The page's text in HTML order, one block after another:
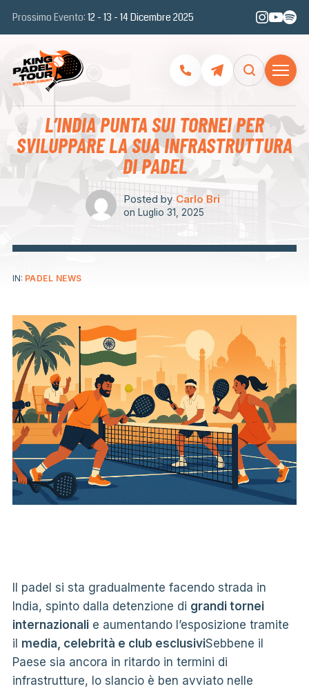
Prossimo Evento: 12 - 13 - 14 Dicembre 2025
L’INDIA PUNTA SUI TORNEI PER
SVILUPPARE LA SUA INFRASTRUTTURA
DI PADEL
Posted by Carlo Bri
on Luglio 31, 2025
IN: PADEL NEWS
Il padel si sta gradualmente facendo strada in
India, spinto dalla detenzione di grandi tornei
internazionalie aumentando l’esposizione tramite
il media, celebrità e club esclusiviSebbene il
Paese sia ancora in ritardo in termini di
infrastrutture, lo slancio è ben avviato nelle